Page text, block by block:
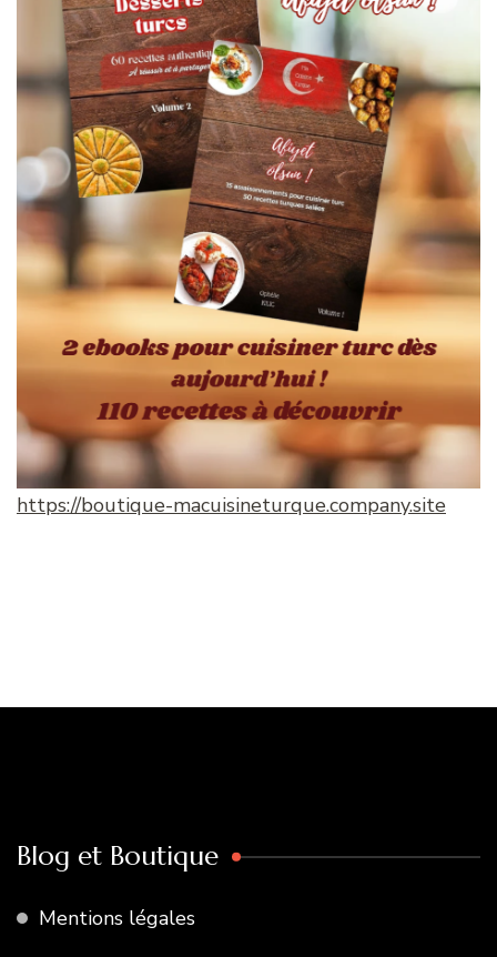
https://boutique-macuisineturque.company.site
Blog et Boutique
Mentions légales